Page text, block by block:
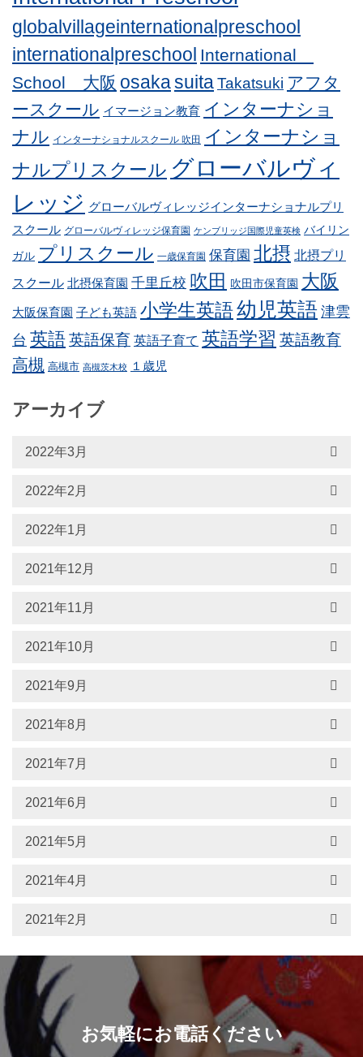
globalvillageinternationalpreschool
internationalpreschool International
School 大阪 osakasuitaTakatsuki アフタ
ースクール イマージョン教育 インターナショ
ナル インターナショナルスクール 吹田
インターナショ
ナルプリスクール グローバルヴィ
レッジ グローバルヴィレッジインターナショナルプリ
スクール グローバルヴィレッジ保育園 ケンブリッジ国際児童英検 バイリン
ガル プリスクール 一歳保育園 保育園 北摂 北摂プリ
スクール 北摂保育園 千里丘校 吹田 吹田市保育園 大阪
大阪保育園 子ども英語 小学生英語幼児英語 津雲
台 英語英語保育 英語子育て 英語学習 英語教育
高槻 高槻市 高槻茨木校 １歳児
アーカイブ
2022年3月
2022年2月
2022年1月
2021年12月
2021年11月
2021年10月
2021年9月
2021年8月
2021年7月
2021年6月
2021年5月
2021年4月
2021年2月
お気軽にお電話ください